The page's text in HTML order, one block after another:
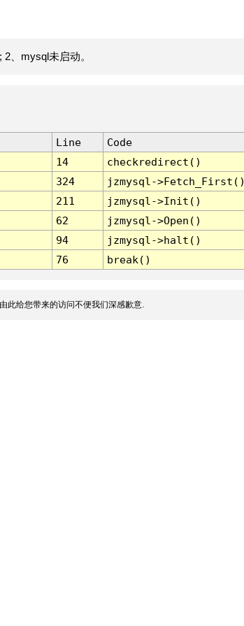
、mysql未启动。
Line
Code
14
checkredirect()
324
jzmysql-
211
jzmysql->Init()
62
jzmysql->Open()
94
jzmysql->halt()
76 break()
此给您带来的访问不便我们深感歉意.